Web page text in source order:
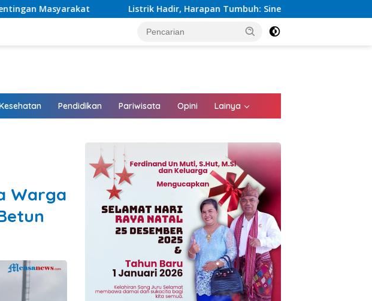
Listrik Hadir, Harapan Tumbuh: Sinergi Kementerian dan PLN Percepat
Pendidikan Pariwisata Opini Lainya
Warga